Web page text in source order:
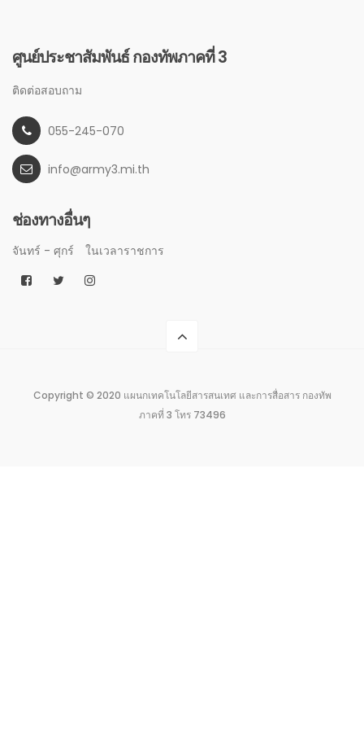
ศูนย์ประชาสัมพันธ์ กองทัพภาคที่ 3
ติดต่อสอบถาม
055-245-070
info@army3.mi.th
ช่องทางอื่นๆ
จันทร์ - ศุกร์ ในเวลาราชการ
Copyright © 2020 แผนกเทคโนโลยีสารสนเทศ และการสื่อสาร กองทัพ
ภาคที่ 3 โทร 73496